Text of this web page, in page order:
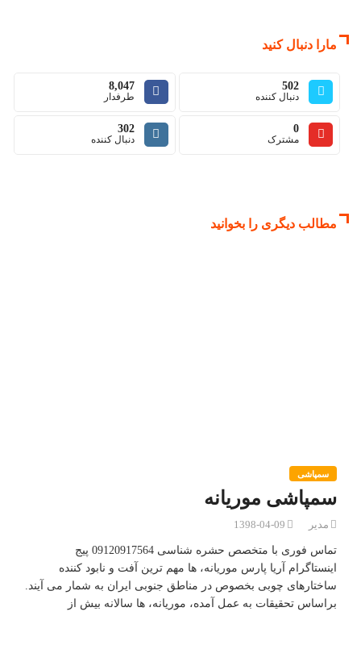
مارا دنبال کنید
8,047 502
302 0
مطالب دیگری را بخوانید
سمپاشی
سمپاشی موریانه
مدیر 1398-04-09
تماس فوری با متخصص حشره شناسی 09120917564 پیج
اینستاگرام آریا پارس موریانه، ها مهم ترین آفت و نابود کننده
ساختارهای چوبی بخصوص در مناطق جنوبی ایران به شمار می آیند.
براساس تحقیقات به عمل آمده، موریانه، ها سالانه بیش از